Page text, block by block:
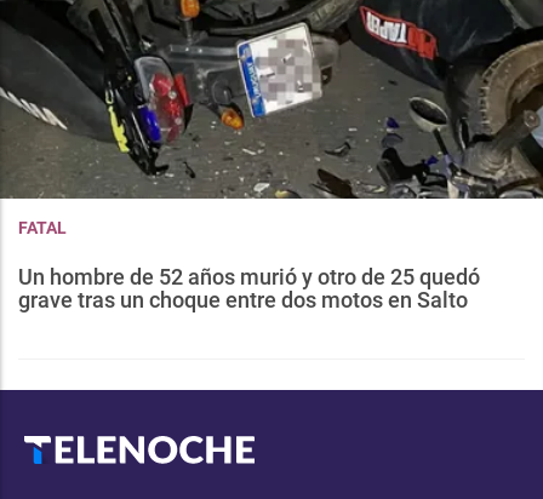
FATAL
Un hombre de 52 años murió y otro de 25 quedó
grave tras un choque entre dos motos en Salto